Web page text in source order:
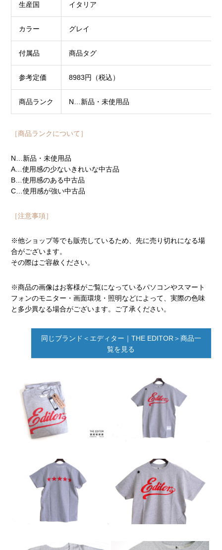
生産国 イタリア
カラー グレイ
付属品 商品タグ
参考定価 8983円（税込）
商品ランク N…新品・未使用品
［商品ランクについて］
N…新品・未使用品
A…使用感の少ないきれいな中古品
B…使用感のある中古品
C…使用感が強い中古品
［注意事項］
※他ショップ等でも販売しているため、先に売り切れになる場
合がございます。
その際はご容赦ください。
※商品の画像はお客様がご覧になっているパソコンやスマート
フォンのモニター・画面環境・照明などによって、実際の色味
と多少異なる場合がございます。ご了承ください。
同じブランド＜エディター｜THE EDITOR＞商品一
覧を見る